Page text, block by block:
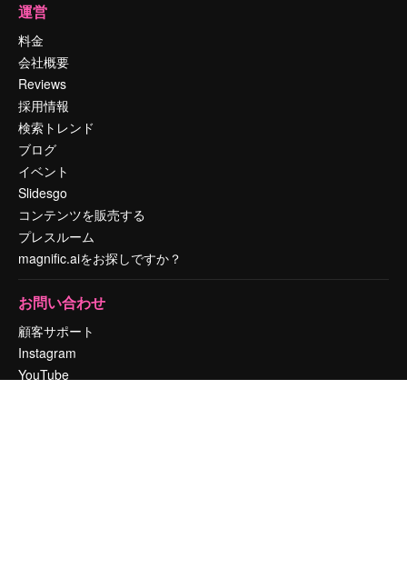
運営
料金
会社概要
Reviews
採用情報
検索トレンド
ブログ
イベント
Slidesgo
コンテンツを販売する
プレスルーム
magnific.aiをお探しですか？
お問い合わせ
顧客サポート
Instagram
YouTube